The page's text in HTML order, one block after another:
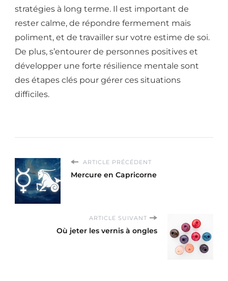
stratégies à long terme. Il est important de
rester calme, de répondre fermement mais
poliment, et de travailler sur votre estime de soi.
De plus, s’entourer de personnes positives et
développer une forte résilience mentale sont
des étapes clés pour gérer ces situations
difficiles.
ARTICLE PRÉCÉDENT
Mercure en Capricorne
ARTICLE SUIVANT
Où jeter les vernis à ongles